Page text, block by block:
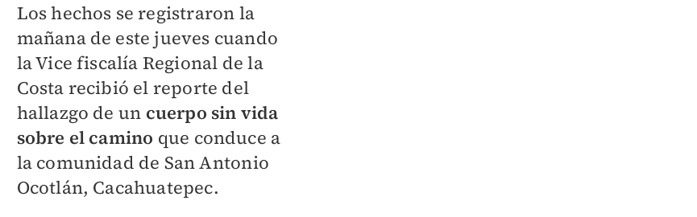
Los hechos se registraron la
mañana de este jueves cuando
la Vice fiscalía Regional de la
Costa recibió el reporte del
hallazgo de un cuerpo sin vida
sobre el camino que conduce a
la comunidad de San Antonio
Ocotlán, Cacahuatepec.